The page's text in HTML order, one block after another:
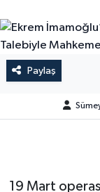
Paylaş
19 Mart